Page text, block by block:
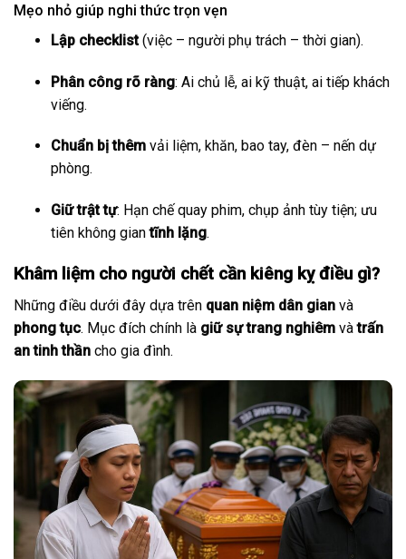
Mẹo nhỏ giúp nghi thức trọn vẹn
Lập checklist(việc – người phụ trách – thời gian).
Phân công rõ ràng: Ai chủ lễ, ai kỹ thuật, ai tiếp khách
viếng.
Chuẩn bị thêmvải liệm, khăn, bao tay, đèn – nến dự
phòng.
Giữ trật tự: Hạn chế quay phim, chụp ảnh tùy tiện; ưu
tiên không giantĩnh lặng.
Khâm liệm cho người chết cần kiêng kỵ điều gì?
Những điều dưới đây dựa trên quan niệm dân gian và
phong tục. Mục đích chính là giữ sự trang nghiêm vàtrấn
an tinh thần cho gia đình.